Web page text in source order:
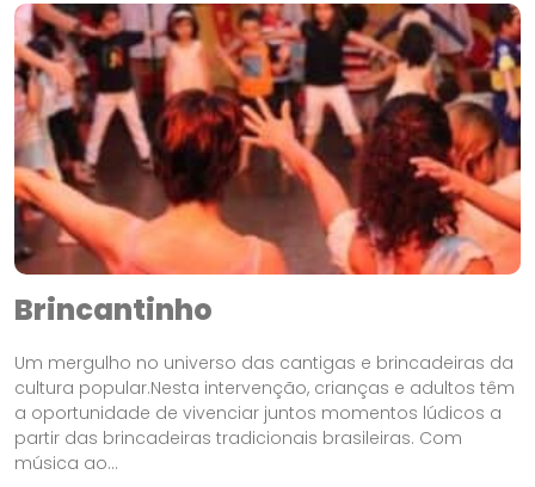
Brincantinho
Um mergulho no universo das cantigas e brincadeiras da
cultura popular.Nesta intervenção, crianças e adultos têm
a oportunidade de vivenciar juntos momentos lúdicos a
partir das brincadeiras tradicionais brasileiras. Com
música ao...